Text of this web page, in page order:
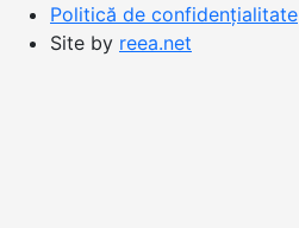
Politică de confidențialitate
Site by reea.net